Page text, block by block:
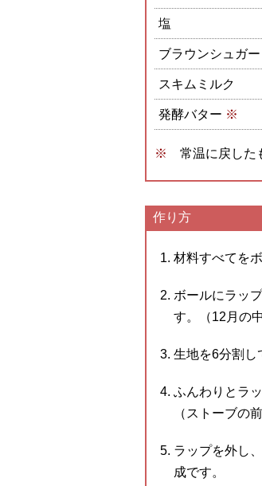
塩
ブラウンシュガー
スキムミルク
発酵バター ※
常温に戻した
作り方
材料すべてを
ボールにラッ
す。（12月の
生地を6分割し
ふんわりとラ
（ストーブの
ラップを外し
成です。